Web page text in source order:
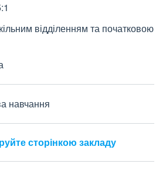
відділенням та початковою
навчання
сторінкою закладу